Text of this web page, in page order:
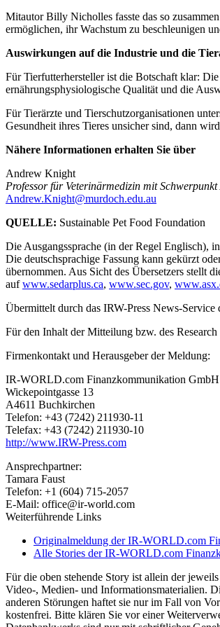
Mitautor Billy Nicholles fasste das so
ermöglichen, ihr Wachstum zu beschleunigen
Auswirkungen auf die Industrie und die
Für Tierfutterhersteller ist die Botschaft klar:
ernährungsphysiologische Qualität und die
Für Tierärzte und Tierschutzorganisationen
Gesundheit ihres Tieres unsicher sind, dann
Nähere Informationen erhalten Sie über
Andrew Knight
Professor für Veterinärmedizin mit
Andrew.Knight@murdoch.edu.au
QUELLE: Sustainable Pet Food Foundation
Die Ausgangssprache (in der Regel Englisch),
Die deutschsprachige Fassung kann gekürzt
übernommen. Aus Sicht des Übersetzers stellt
aufwww.sedarplus.ca, www.sec.gov,
Übermittelt durch das IRW-Press News-
Für den Inhalt der Mitteilung bzw. des
Firmenkontakt und Herausgeber der Meldung:
IR-WORLD.com Finanzkommunikation GmbH
Wickepointgasse 13
A4611 Buchkirchen
Telefon: +43 (7242) 211930-11
Telefax: +43 (7242) 211930-10
http://www.IRW-Press.com
Ansprechpartner:
Tamara Faust
Telefon: +1 (604) 715-2057
E-Mail: office@ir-world.com
Weiterführende Links
Originalmeldung der IR-WORLD.com
Alle Stories der IR-WORLD.com
Für die oben stehende Story ist allein der
Video-, Medien- und Informationsmaterialien.
anderen Störungen haftet sie nur im Fall von
kostenfrei. Bitte klären Sie vor einer